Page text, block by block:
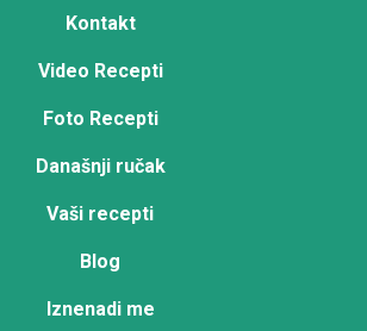
Kontakt
Video Recepti
Foto Recepti
Današnji ručak
Vaši recepti
Blog
Iznenadi me